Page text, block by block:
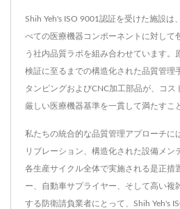
Shih Yeh's ISO 9001認証を受けた施設は
べての医療機器コンポーネントに対して
う社内品質ラボを組み合わせています。
検証に至るまでの構造化された品質管理
タンピングおよびCNC加工部品が、コス
厳しい医療機器基準を一貫して満たすこ
私たちの統合的な品質管理アプローチに
リブレーション、構造化された設備メン
各生産サイクル全体で実施される是正措
ー、自動車サプライヤー、そして高い複
する防衛請負業者にとって、Shih Yeh's